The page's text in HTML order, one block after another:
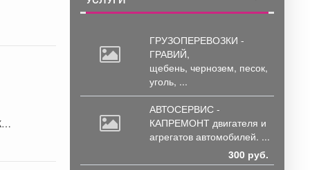
ГРУЗОПЕРЕВОЗКИ -
ГРАВИЙ,
щебень, чернозем, песок,
уголь, ...
АВТОСЕРВИС -
КАПРЕМОНТ двигателя и
агрегатов автомобилей. ...
300 руб.